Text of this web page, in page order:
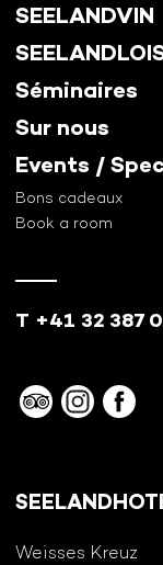
Weisses Kreuz
SEELANDVIN
Séminaires
Sur nous
Events /
Bons cadeaux
Book a room
T +41 32 387